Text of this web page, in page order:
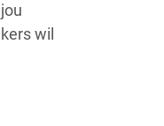
wil